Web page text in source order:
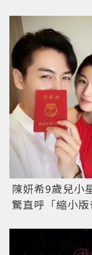
陳妍希9歲兒小
驚直呼「縮小版